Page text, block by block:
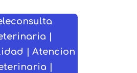
|
| Atencion
|